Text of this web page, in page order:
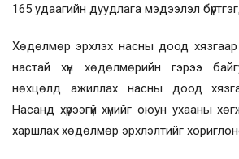
165 удаагийн дуудлага мэдээлэл
Хөдөлмөр эрхлэх насны доод
настай хүн хөдөлмөрийн гэрээ
нөхцөлд ажиллах насны доод
Насанд хүрээгүй хүнийг оюун ухааны
харшлах хөдөлмөр эрхлэлтийг